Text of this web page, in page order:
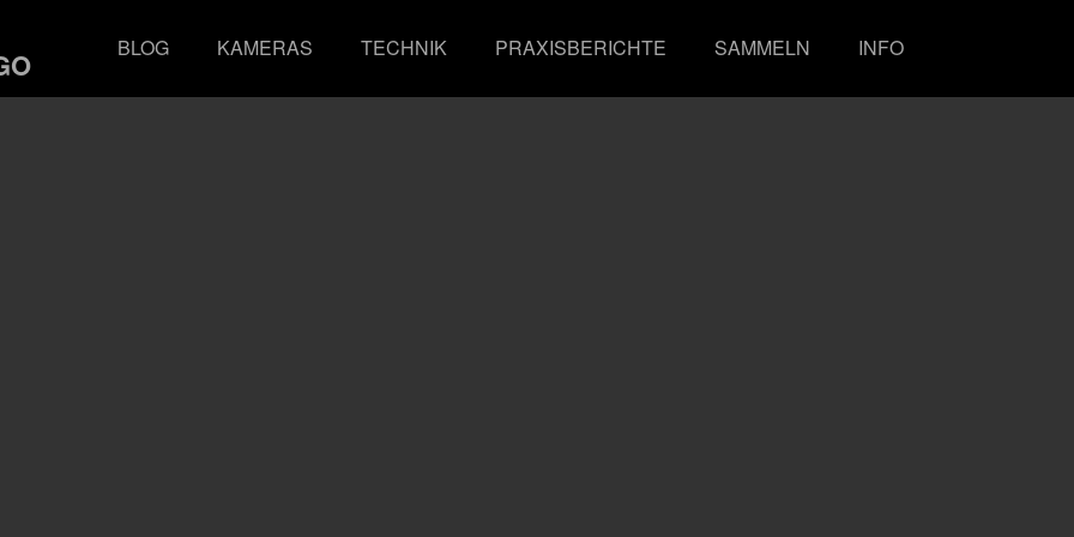
BLOG KAMERAS TECHNIK PRAXISBERICHTE SAMMELN INFO